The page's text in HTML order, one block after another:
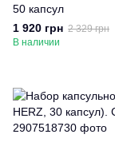
50 капсул
1 920 грн 2 329 грн
В наличии